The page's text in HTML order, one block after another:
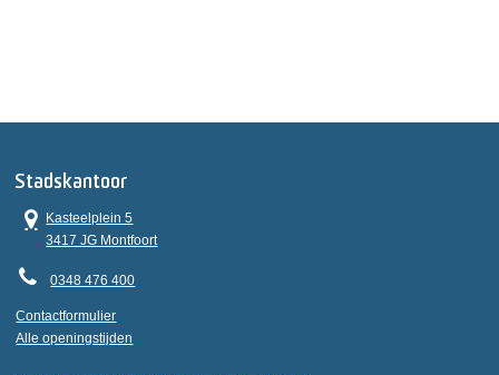
Stadskantoor
Kasteelplein 5
3417 JG Montfoort
0348 476 400
Contactformulier
Alle openingstijden